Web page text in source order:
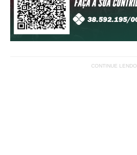
CONTINUE LENDO